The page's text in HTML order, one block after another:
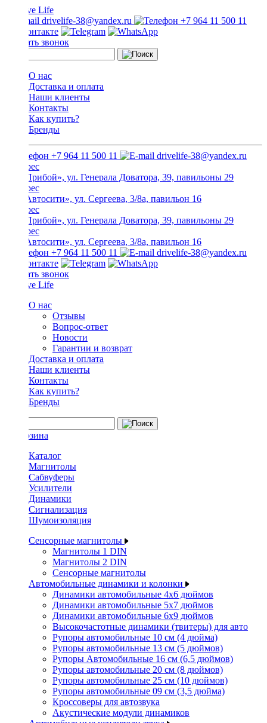
drivelife-38@yandex.ru +7 964 11 500 11
Заказать звонок
О нас
Доставка и оплата
Наши клиенты
Контакты
Как купить?
Бренды
+7 964 11 500 11 drivelife-38@yandex.ru
ТЦ «Прибой», ул. Генерала Доватора, 39, павильоны 29
ТЦ «Автосити», ул. Сергеева, 3/8а, павильон 16
ТЦ «Прибой», ул. Генерала Доватора, 39, павильоны 29
ТЦ «Автосити», ул. Сергеева, 3/8а, павильон 16
+7 964 11 500 11
drivelife-38@yandex.ru
Заказать звонок
О нас
Отзывы
Вопрос-ответ
Новости
Гарантии и возврат
Доставка и оплата
Наши клиенты
Контакты
Как купить?
Бренды
Каталог
Магнитолы
Сабвуферы
Усилители
Динамики
Сигнализация
Шумоизоляция
Сенсорные магнитолы
Магнитолы 1 DIN
Магнитолы 2 DIN
Сенсорные магнитолы
Автомобильные динамики и колонки
Динамики автомобильные 4x6 дюймов
Динамики автомобильные 5x7 дюймов
Динамики автомобильные 6x9 дюймов
Высокочастотные динамики (твитеры) для авто
Рупоры автомобильные 10 см (4 дюйма)
Рупоры автомобильные 13 см (5 дюймов)
Рупоры Автомобильные 16 см (6,5 дюймов)
Рупоры автомобильные 20 см (8 дюймов)
Рупоры автомобильные 25 см (10 дюймов)
Рупоры автомобильные 09 см (3,5 дюйма)
Кроссоверы для автозвука
Акустические модули динамиков